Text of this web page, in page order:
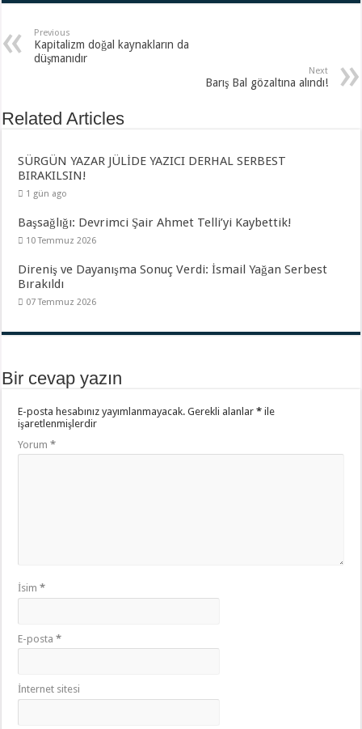
Previous
Kapitalizm doğal kaynakların da
düşmanıdır
Next
Barış Bal gözaltına alındı!
Related Articles
SÜRGÜN YAZAR JÜLİDE YAZICI DERHAL SERBEST
BIRAKILSIN!
1 gün ago
Başsağlığı: Devrimci Şair Ahmet Telli’yi Kaybettik!
10 Temmuz 2026
Direniş ve Dayanışma Sonuç Verdi: İsmail Yağan Serbest
Bırakıldı
07 Temmuz 2026
Bir cevap yazın
E-posta hesabınız yayımlanmayacak. Gerekli alanlar* ile
işaretlenmişlerdir
Yorum*
İsim*
E-posta*
İnternet sitesi